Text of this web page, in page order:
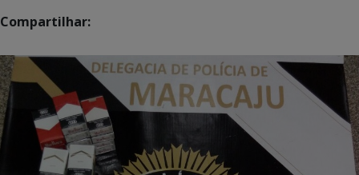
Compartilhar: